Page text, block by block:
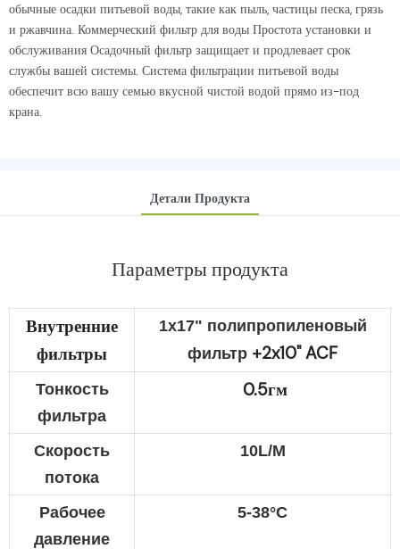
обычные осадки питьевой воды, такие как пыль, частицы песка, грязь
и ржавчина. Коммерческий фильтр для воды Простота установки и
обслуживания Осадочный фильтр защищает и продлевает срок
службы вашей системы. Система фильтрации питьевой воды
обеспечит всю вашу семью вкусной чистой водой прямо из-под
крана.
Детали Продукта
Параметры продукта
Внутренние
фильтры
1x17" полипропиленовый
фильтр +2x10"ACF
Тонкость
фильтра
0.5гм
Скорость
потока
10L/M
Рабочее
давление
5-38°C